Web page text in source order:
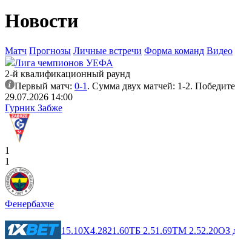
Новости
Матч Прогнозы Личные встречи Форма команд Видео
Лига чемпионов УЕФА
2-й квалификационный раунд
Первый матч: 0-1 . Сумма двух матчей: 1-2.
29.07.2026 14:00
Гурник Забже
1
1
Фенербахче
1 5.10X4.2821.60ТБ 2.51.69ТМ 2.52.20ОЗ